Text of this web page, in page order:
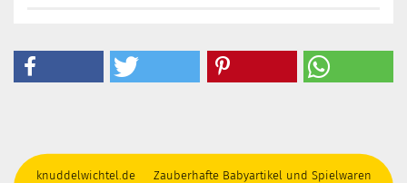
knuddelwichtel.de Zauberhafte Babyartikel und Spielwaren